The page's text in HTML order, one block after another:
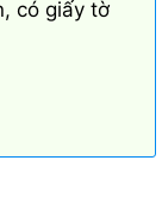
có giấy tờ